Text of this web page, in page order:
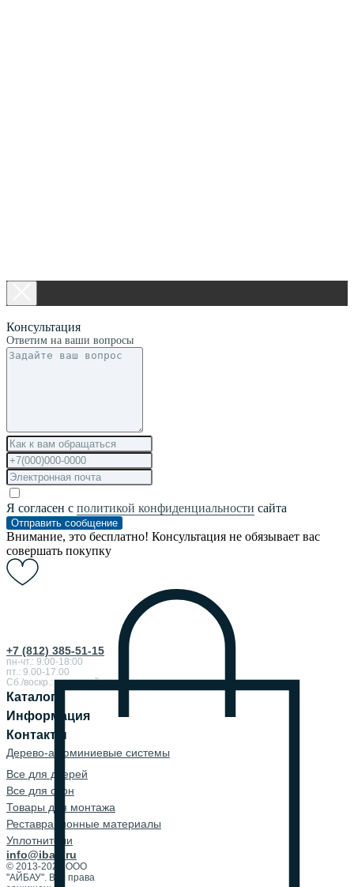
+7 (812) 385-51-15
пн-чт.: 9:00-18:00
пт.: 9.00-17.00
Сб./воскр.: выходной
Каталог
Информация
Контакты
Дерево-алюминиевые системы
Все для дверей
Все для окон
Товары для монтажа
Реставрационные материалы
Уплотнители
info@ibau.ru
© 2013-2026 ООО
"АЙБАУ". Все права
Консультация
Ответим на ваши вопросы
Я согласен с политикой конфиденциальности сайта
Отправить сообщение
Внимание, это бесплатно! Консультация не обязывает вас
совершать покупку